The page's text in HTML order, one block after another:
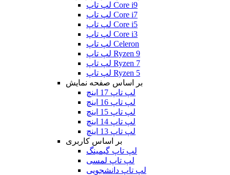
لپ تاپ Core i9
لپ تاپ Core i7
لپ تاپ Core i5
لپ تاپ Core i3
لپ تاپ Celeron
لپ تاپ Ryzen 9
لپ تاپ Ryzen 7
لپ تاپ Ryzen 5
بر اساس صفحه نمایش
لپ تاپ 17 اینچ
لپ تاپ 16 اینچ
لپ تاپ 15 اینچ
لپ تاپ 14 اینچ
لپ تاپ 13 اینچ
بر اساس کاربری
لپ تاپ گیمینگ
لپ تاپ لمسی
لپ تاپ دانشجویی